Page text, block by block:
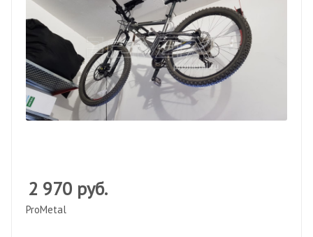
2 970 руб.
ProMetal